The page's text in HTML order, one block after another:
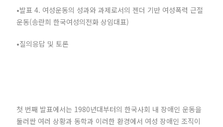
•발표 4. 여성운동의 성과와 과제로서의 젠더 기반 여성폭력 근절
운동(송란희 한국여성의전화 상임대표)
•질의응답 및 토론
첫 번째 발표에서는 1980년대부터의 한국사회 내 장애인 운동을
둘러싼 여러 상황과 동학과 이러한 환경에서 여성 장애인 조직이